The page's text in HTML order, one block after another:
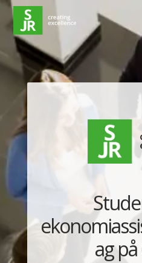
Hoppa till innehåll
ag